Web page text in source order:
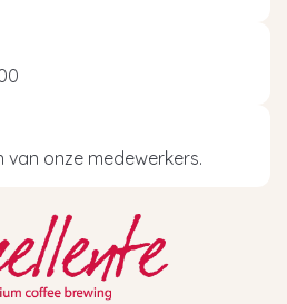
onze medewerkers.